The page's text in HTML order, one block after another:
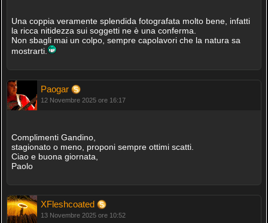
Una coppia veramente splendida fotografata molto bene, infatti
la ricca nitidezza sui soggetti ne è una conferma.
Non sbagli mai un colpo, sempre capolavori che la natura sa
mostrarti.
Paogar
12 Novembre 2025 ore 16:17
Complimenti Gandino,
stagionato o meno, proponi sempre ottimi scatti.
Ciao e buona giornata,
Paolo
XFleshcoated
13 Novembre 2025 ore 10:52